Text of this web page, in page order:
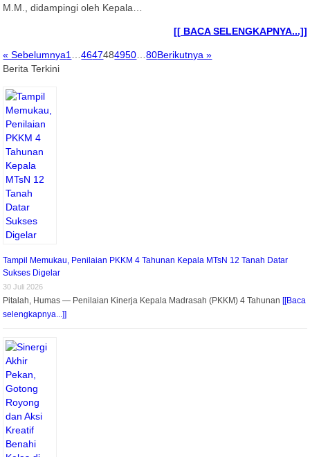
M.M., didampingi oleh Kepala…
[[ BACA SELENGKAPNYA...]]
« Sebelumnya1 …4647484950 …80Berikutnya »
Berita Terkini
Tampil Memukau, Penilaian PKKM 4 Tahunan Kepala MTsN 12 Tanah Datar
Sukses Digelar
30 Juli 2026
Pitalah, Humas — Penilaian Kinerja Kepala Madrasah (PKKM) 4 Tahunan [[Baca
selengkapnya...]]